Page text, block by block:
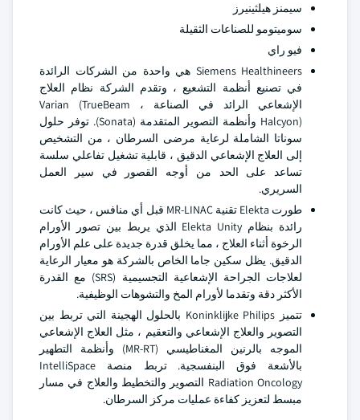
سيمنز هيلثينيرز
سوميتومو للصناعات الثقيلة
فيو راي
Siemens Healthineers هي واحدة من الشركات الرائدة
في تصنيع أنظمة التشعيع ، وتقدم الشركة نظام العلاج
الإشعاعي الرائد في الصناعة Varian (TrueBeam ،
Halcyon) وأنظمة التصوير المتقدمة (Sonata). توفر حلول
سوناتا الشاملة لرعاية مرضى السرطان ، من التشخيص
إلى العلاج الإشعاعي الدقيق ، قابلية تشغيل تفاعلي سلسة
تساعد على الحد من أوجه القصور في سير العمل
السريري.
طورت Elekta تقنية MR-LINAC قبل أي منافس ، حيث كانت
رائدة بنظام Elekta Unity الذي يربط بين تصور الأورام
الرخوة أثناء العلاج ، مما يخلق قدرة جديدة على علم الأورام
الدقيق. يظل سكين جاما الخاص بالشركة هو معيار الرعاية
لعلاجات الجراحة الإشعاعية التجسيمية (SRS) مع القدرة
الأكثر دقة وتقدما لأورام المخ والتشوهات الوظيفية.
تتميز Koninklijke Philips بالحلول الهجينة التي تربط بين
التصوير والعلاج الإشعاعي والتعقيم ، مثل العلاج الإشعاعي
الموجه بالرنين المغناطيسي (MR-RT) وأنظمة التطهير
بالأشعة فوق البنفسجية. تربط منصة IntelliSpace
Radiation Oncology التصوير والتخطيط والعلاج في مسار
مبسط لتعزيز كفاءة عمليات مركز السرطان.